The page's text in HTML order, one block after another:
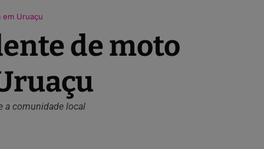
Uruaçu
de moto
a comunidade local